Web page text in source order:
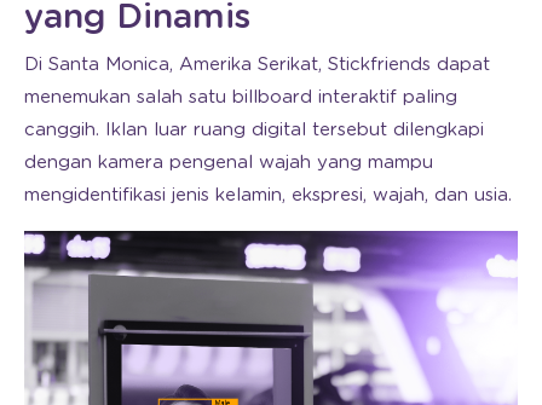
yang Dinamis
Di Santa Monica, Amerika Serikat, Stickfriends dapat
menemukan salah satu billboard interaktif paling
canggih. Iklan luar ruang digital tersebut dilengkapi
dengan kamera pengenal wajah yang mampu
mengidentifikasi jenis kelamin, ekspresi, wajah, dan usia.